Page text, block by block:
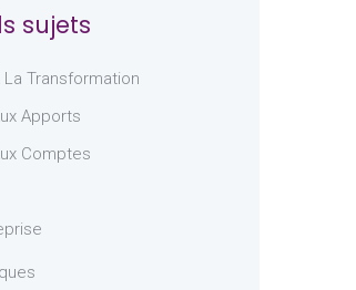
sujets
Transformation
Apports
Comptes